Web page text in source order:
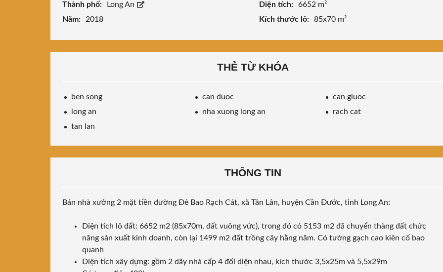
Thành phố:
Long An Diện tích:
6652 m²
Năm:
2018 Kích thước lô: 85x70 m²
THẺ TỪ KHÓA
ben song can duoc
can giuoc
long an
nha xuong long an
rach cat
tan lan
THÔNG TIN
Bán nhà xưởng 2 mặt tiền đường Đê Bao Rạch Cát, xã Tân Lân, huyện Cần Đước, tỉnh Long An:
Diện tích lô đất: 6652 m2 (85x70m, đất vuông vức), trong đó có 5153 m2 đã chuyển thàng đất chức
năng sản xuất kinh doanh, còn lại 1499 m2 đất trồng cây hằng năm. Có tường gạch cao kiên cố bao
quanh
Diện tích xây dựng: gồm 2 dãy nhà cấp 4 đối diện nhau, kích thước 3,5x25m và 5,5x29m